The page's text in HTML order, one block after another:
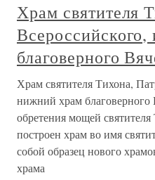
Храм святителя
благоверного
Храм святителя Тихона,
нижний храм благоверного
обретения мощей
построен храм во имя
собой образец нового
храма